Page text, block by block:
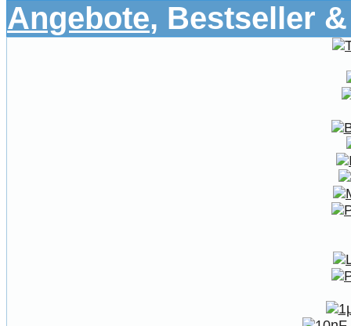
Angebote, Bestseller